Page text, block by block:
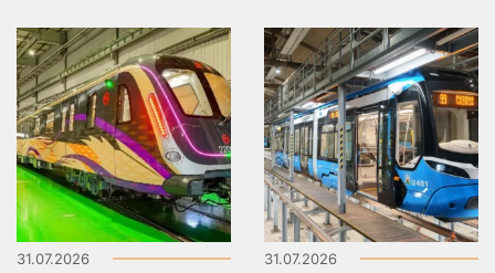
31.07.2026 31.07.2026